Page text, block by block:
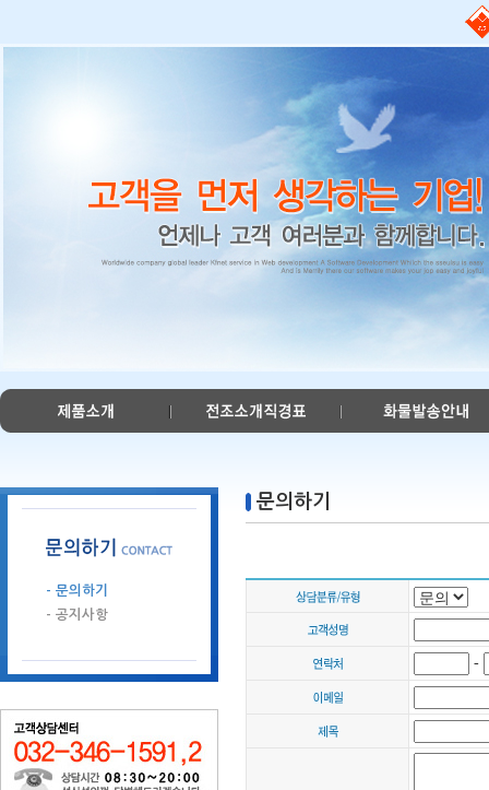
본
- 문의하기
- 공지사항
문의하기
-